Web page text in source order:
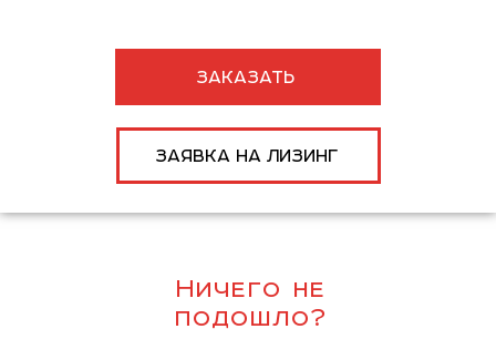
ЗАКАЗАТЬ
ЗАЯВКА НА ЛИЗИНГ
Ничего не
подошло?